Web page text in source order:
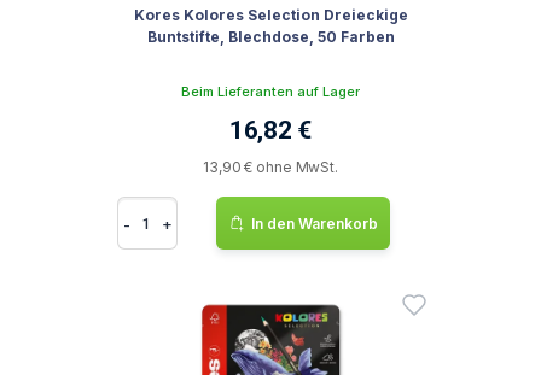
Kores Kolores Selection Dreieckige
Buntstifte, Blechdose, 50 Farben
Beim Lieferanten auf Lager
16,82 €
13,90 € ohne MwSt.
- + In den Warenkorb